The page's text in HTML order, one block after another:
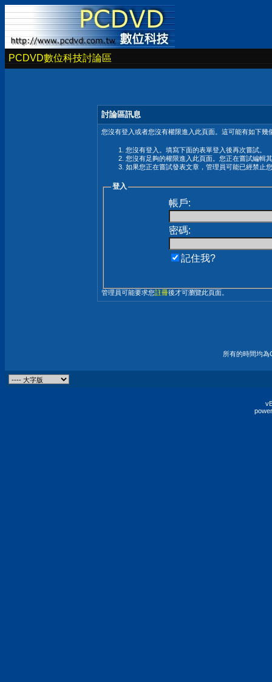
PCDVD數位科技討論區
討論區訊息
您沒有登入或者您沒有權限進入此頁面。這可能有如下幾
您沒有登入。填寫下面的表單登入後再次嘗試。
您沒有足夠的權限進入此頁面。您正在嘗試編輯
如果您正在嘗試發表文章，管理員可能已經禁止
登入
帳戶:
密碼:
記住我?
管理員可能要求您註冊後才可瀏覽此頁面。
所有的時間均為